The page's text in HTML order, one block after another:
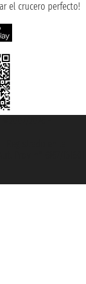
el crucero perfecto!